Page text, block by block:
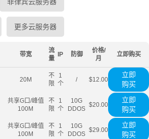
更多云服务器
带宽
流
量
IP 防御
价格/
月
立即购买
20M
不
限
1
个
/ $12.00
立即
购买
共享G口/峰值
100M
不
限
1
个
10G
DDOS
$20.00
立即
购买
共享G口/峰值
100M
不
限
1
个
10G
DDOS
$29.00
立即
购买